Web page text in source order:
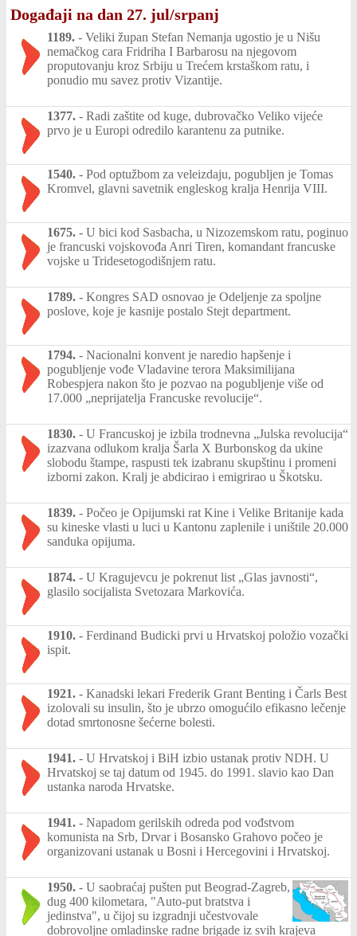
Događaji na dan 27. jul/srpanj
1189. - Veliki župan Stefan Nemanja ugostio je u Nišu
nemačkog cara Fridriha I Barbarosu na njegovom
proputovanju kroz Srbiju u Trećem krstaškom ratu, i
ponudio mu savez protiv Vizantije.
1377. - Radi zaštite od kuge, dubrovačko Veliko vijeće
prvo je u Europi odredilo karantenu za putnike.
1540. - Pod optužbom za veleizdaju, pogubljen je Tomas
Kromvel, glavni savetnik engleskog kralja Henrija VIII.
1675. - U bici kod Sasbacha, u Nizozemskom ratu, poginuo
je francuski vojskovođa Anri Tiren, komandant francuske
vojske u Tridesetogodišnjem ratu.
1789. - Kongres SAD osnovao je Odeljenje za spoljne
poslove, koje je kasnije postalo Stejt department.
1794. - Nacionalni konvent je naredio hapšenje i
pogubljenje vođe Vladavine terora Maksimilijana
Robespjera nakon što je pozvao na pogubljenje više od
17.000 „neprijatelja Francuske revolucije“.
1830. - U Francuskoj je izbila trodnevna „Julska revolucija“
izazvana odlukom kralja Šarla X Burbonskog da ukine
slobodu štampe, raspusti tek izabranu skupštinu i promeni
izborni zakon. Kralj je abdicirao i emigrirao u Škotsku.
1839. - Počeo je Opijumski rat Kine i Velike Britanije kada
su kineske vlasti u luci u Kantonu zaplenile i uništile 20.000
sanduka opijuma.
1874. - U Kragujevcu je pokrenut list „Glas javnosti“,
glasilo socijalista Svetozara Markovića.
1910. - Ferdinand Budicki prvi u Hrvatskoj položio vozački
ispit.
1921. - Kanadski lekari Frederik Grant Benting i Čarls Best
izolovali su insulin, što je ubrzo omogućilo efikasno lečenje
dotad smrtonosne šećerne bolesti.
1941. - U Hrvatskoj i BiH izbio ustanak protiv NDH. U
Hrvatskoj se taj datum od 1945. do 1991. slavio kao Dan
ustanka naroda Hrvatske.
1941. - Napadom gerilskih odreda pod vođstvom
komunista na Srb, Drvar i Bosansko Grahovo počeo je
organizovani ustanak u Bosni i Hercegovini i Hrvatskoj.
1950. - U saobraćaj pušten put Beograd-Zagreb,
dug 400 kilometara, "Auto-put bratstva i
jedinstva", u čijoj su izgradnji učestvovale
dobrovoljne omladinske radne brigade iz svih krajeva